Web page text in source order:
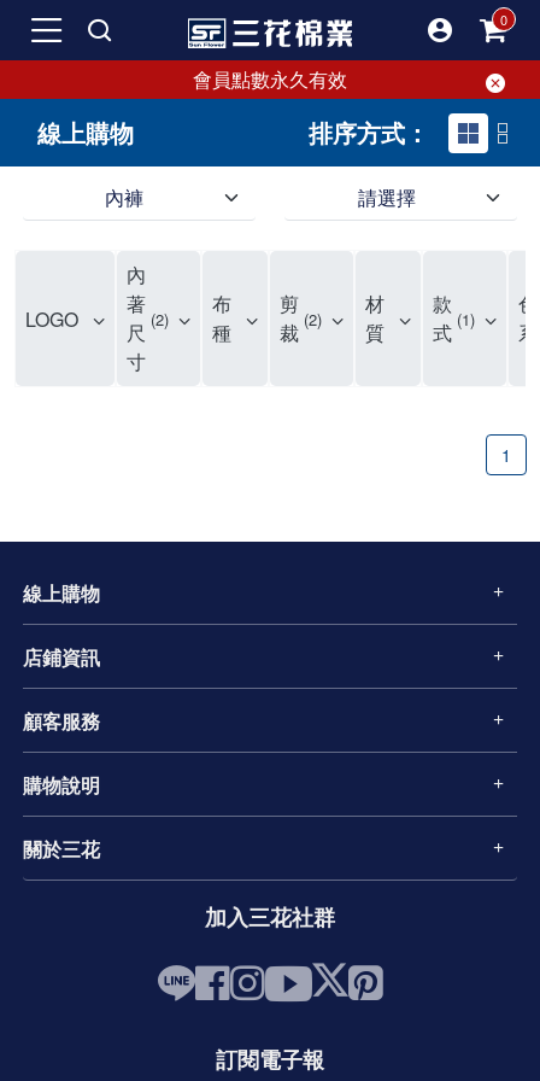
會員點數永久有效
線上購物 排序方式：
內褲 請選擇
LOGO
內
著
尺
寸
2
布
種
剪
裁 2
材
質
款
式 1
色
系
1
線上購物
店鋪資訊
顧客服務
購物說明
關於三花
加入三花社群
訂閱電子報